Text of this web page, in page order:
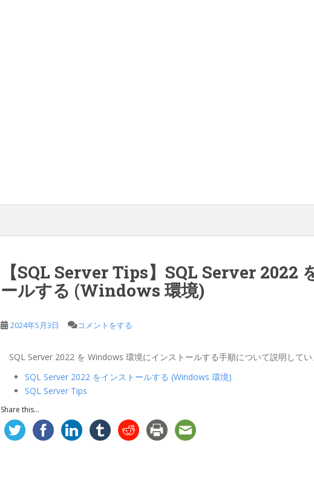
【SQL Server Tips】SQL Server 2022
ールする (Windows 環境)
2024年5月3日 コメントをする
SQL Server 2022 を Windows 環境にインストールする手順について説明してい
SQL Server 2022 をインストールする (Windows 環境)
SQL Server Tips
Share this...